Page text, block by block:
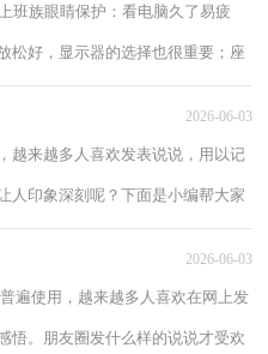
班族眼睛保护：看电脑久了易疲
松好，显示器的选择也很重要；座
2026-06-03
越来越多人喜欢发表说说，用以记
人印象深刻呢？下面是小编帮大家
2026-06-03
遍使用，越来越多人喜欢在网上发
悟。朋友圈发什么样的说说才受欢